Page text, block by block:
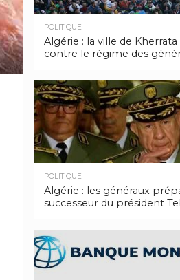
POLITIQUE
Algérie : la ville de
contre le régime des
POLITIQUE
Algérie : les généraux
successeur du président